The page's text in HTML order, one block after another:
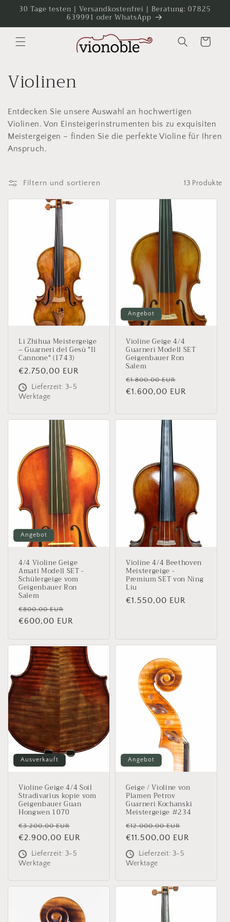
zum
30 Tage testen | Versandkostenfrei | Beratung: 07825
639991 oder WhatsApp
Warenkorb
K
a
t
e
o
r
Violinen
Entdecken Sie unsere Auswahl an hochwertigen
Violinen. Von Einsteigerinstrumenten bis zu exquisiten
Meistergeigen – finden Sie die perfekte Violine für Ihren
Anspruch.
Filtern und sortieren 13 Produkte
Li Zhihua Meistergeige
– Guarneri del Gesù "Il
Cannone" (1743)
Normaler
Preis
€2.750,00 EUR
Lieferzeit: 3-5
Werktage
Angebot
Violine Geige 4/4
Guarneri Modell SET
Geigenbauer Ron
Salem
Normaler
Preis
€1.800,00 EUR
€1.600,00 EUR
Angebot
4/4 Violine Geige
Amati Modell SET -
Schülergeige vom
Geigenbauer Ron
Salem
Normaler
Preis
€800,00 EUR
€600,00 EUR
Violine 4/4 Beethoven
Meistergeige -
Premium SET von Ning
Liu
Normaler
€1.550,00 EUR
Ausverkauft
Violine Geige 4/4 Soil
Stradivarius kopie vom
Geigenbauer Guan
Hongwen 1070
Normaler
Preis
€3.200,00 EUR
Verkaufspreis
€2.900,00 EUR
Lieferzeit: 3-5
Werktage
Angebot
Geige / Violine von
Plamen Petrov
Guarneri Kochanski
Meistergeige #234
Normaler
Preis
€12.000,00 EUR
€11.500,00 EUR
Lieferzeit: 3-5
Werktage